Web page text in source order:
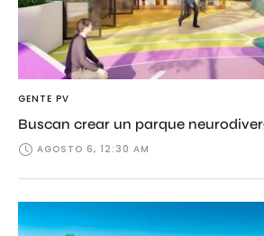
GENTE PV
Buscan crear un parque
AGOSTO 6, 12:30 AM